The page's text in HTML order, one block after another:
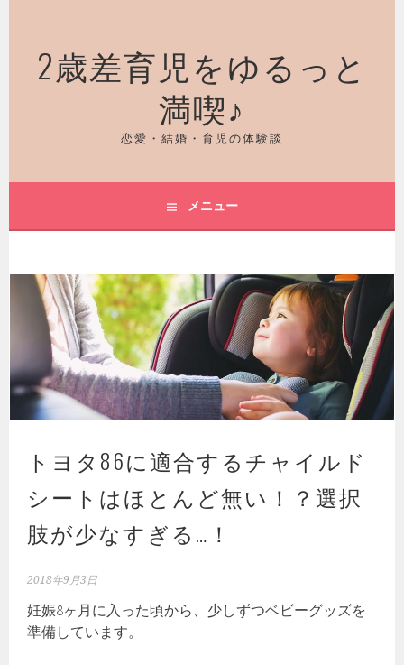
ッ
2歳差育児をゆるっと
満喫♪
恋愛・結婚・育児の体験談
メニュー
トヨタ86に適合するチャイルド
シートはほとんど無い！？選択
肢が少なすぎる…！
2018年9月3日
妊娠8ヶ月に入った頃から、少しずつベビーグッズを
準備しています。